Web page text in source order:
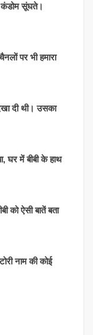
कंडोम सूंघते।
पर भी हमारा
दी थी। उसका
घर में बीबी के हाथ
को ऐसी बातें बता
नाम की कोई